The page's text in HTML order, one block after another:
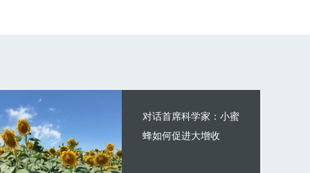
对话首席科学家：小蜜
蜂如何促进大增收